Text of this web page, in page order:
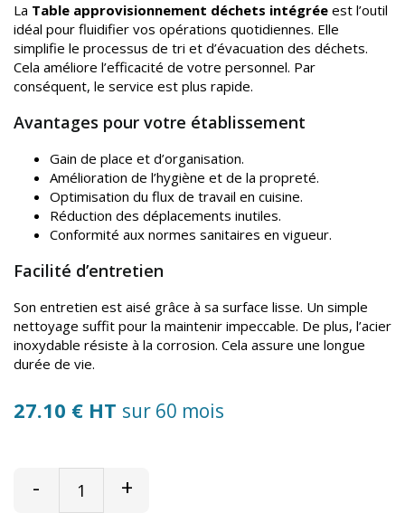
La Table approvisionnement déchets intégrée est l’outil
idéal pour fluidifier vos opérations quotidiennes. Elle
simplifie le processus de tri et d’évacuation des déchets.
Cela améliore l’efficacité de votre personnel. Par
conséquent, le service est plus rapide.
Avantages pour votre établissement
Gain de place et d’organisation.
Amélioration de l’hygiène et de la propreté.
Optimisation du flux de travail en cuisine.
Réduction des déplacements inutiles.
Conformité aux normes sanitaires en vigueur.
Facilité d’entretien
Son entretien est aisé grâce à sa surface lisse. Un simple
nettoyage suffit pour la maintenir impeccable. De plus, l’acier
inoxydable résiste à la corrosion. Cela assure une longue
durée de vie.
27.10 € HT sur 60 mois
- +